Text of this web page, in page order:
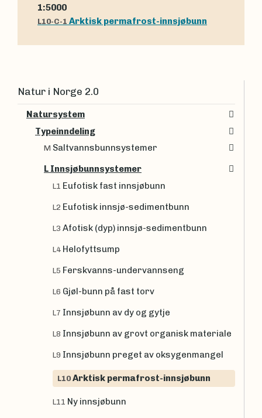
1:5000
L10-C-1 Arktisk permafrost-innsjøbunn
Natur i Norge 2.0
Natursystem
Typeinndeling
M Saltvannsbunnsystemer
L Innsjøbunnsystemer
L1 Eufotisk fast innsjøbunn
L2 Eufotisk innsjø-sedimentbunn
L3 Afotisk (dyp) innsjø-sedimentbunn
L4 Helofyttsump
L5 Ferskvanns-undervannseng
L6 Gjøl-bunn på fast torv
L7 Innsjøbunn av dy og gytje
L8 Innsjøbunn av grovt organisk materiale
L9 Innsjøbunn preget av oksygenmangel
L10 Arktisk permafrost-innsjøbunn
L11 Ny innsjøbunn